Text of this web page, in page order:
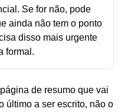
Se for não, pode
ainda não tem o ponto
disso mais urgente
formal.
de resumo que vai
último a ser escrito, não o